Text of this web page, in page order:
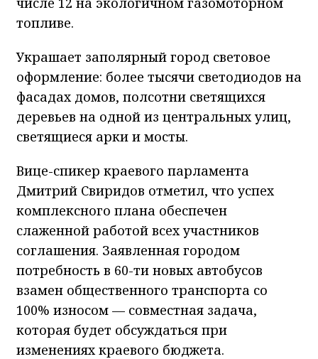
топливе.
Украшает заполярный город световое
оформление: более тысячи светодиодов на
фасадах домов, полсотни светящихся
деревьев на одной из центральных улиц,
светящиеся арки и мосты.
Вице-спикер краевого парламента
Дмитрий Свиридов отметил, что успех
комплексного плана обеспечен
слаженной работой всех участников
соглашения. Заявленная городом
потребность в 60-ти новых автобусов
взамен общественного транспорта со
100% износом — совместная задача,
которая будет обсуждаться при
изменениях краевого бюджета.